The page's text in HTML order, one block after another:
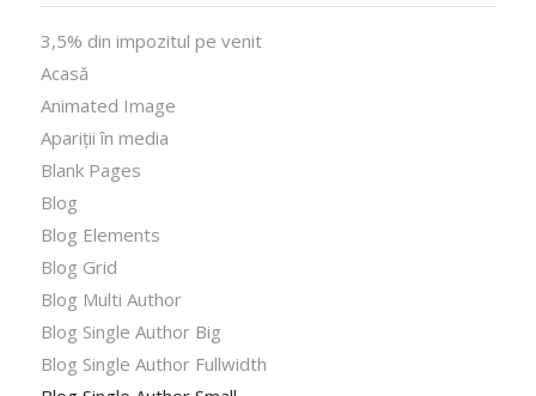
3,5% din impozitul pe venit
Acasă
Animated Image
Apariții în media
Blank Pages
Blog
Blog Elements
Blog Grid
Blog Multi Author
Blog Single Author Big
Blog Single Author Fullwidth